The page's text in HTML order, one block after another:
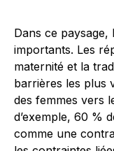
Dans ce
importants. Les
maternité et la
barrières les plus
des femmes vers
d’exemple, 60 %
comme une